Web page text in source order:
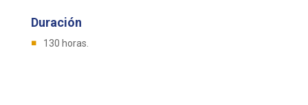
Duración
130 horas.